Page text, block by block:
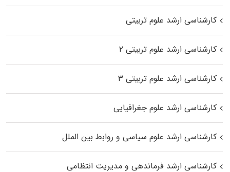
کارشناسی ارشد علوم تربیتی
کارشناسی ارشد علوم تربیتی ۲
کارشناسی ارشد علوم تربیتی ۳
کارشناسی ارشد علوم جغرافیایی
کارشناسی ارشد علوم سیاسی و روابط بین الملل
کارشناسی ارشد فرماندهی و مدیریت انتظامی